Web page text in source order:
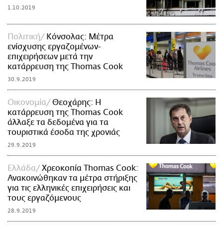
1.10.2019
Πολιτική
Κόνσολας: Μέτρα
ενίσχυσης εργαζομένων-
επιχειρήσεων μετά την
κατάρρευση της Thomas Cook
30.9.2019
Οικονομία
Θεοχάρης: Η
κατάρρευση της Τhomas Cook
άλλαξε τα δεδομένα για τα
τουριστικά έσοδα της χρονιάς
29.9.2019
Ελλάδα
Χρεοκοπία Τhomas Cook:
Ανακοινώθηκαν τα μέτρα στήριξης
για τις ελληνικές επιχειρήσεις και
τους εργαζόμενους
28.9.2019